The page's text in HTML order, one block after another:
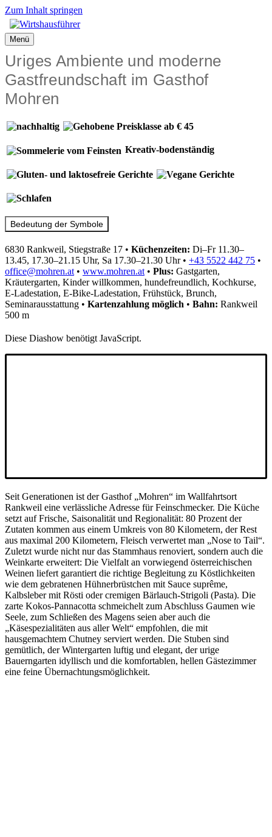
Zum Inhalt springen
Menü
Uriges Ambiente und moderne
Gastfreundschaft im Gasthof
Mohren
Kreativ-bodenständig
Bedeutung der Symbole
6830 Rankweil, Stiegstraße 17 • Küchenzeiten: Di–Fr 11.30–
13.45, 17.30–21.15 Uhr, Sa 17.30–21.30 Uhr• +43 5522 442 75 •
office@mohren.at • www.mohren.at • Plus: Gastgarten,
Kräutergarten, Kinder willkommen, hundefreundlich, Kochkurse,
E-Ladestation, E-Bike-Ladestation, Frühstück, Brunch,
Seminarausstattung • Kartenzahlung möglich • Bahn: Rankweil
500 m
Diese Diashow benötigt JavaScript.
Seit Generationen ist der Gasthof „Mohren“ im Wallfahrtsort
Rankweil eine verlässliche Adresse für Feinschmecker. Die Küche
setzt auf Frische, Saisonalität und Regionalität: 80 Prozent der
Zutaten kommen aus einem Umkreis von 80 Kilometern, der Rest
aus maximal 200 Kilometern, Fleisch verwertet man „Nose to Tail“.
Zuletzt wurde nicht nur das Stammhaus renoviert, sondern auch die
Weinkarte erweitert: Die Vielfalt an vorwiegend österreichischen
Weinen liefert garantiert die richtige Begleitung zu Köstlichkeiten
wie dem gebratenen Hühnerbrüstchen mit Sauce suprême,
Kalbsleber mit Rösti oder cremigen Bärlauch-Strigoli (Pasta). Die
zarte Kokos-Pannacotta schmeichelt zum Abschluss Gaumen wie
Seele, zum Schließen des Magens seien aber auch die
„Käsespezialitäten aus aller Welt“ empfohlen, die mit
hausgemachtem Chutney serviert werden. Die Stuben sind
gemütlich, der Wintergarten luftig und elegant, der urige
Bauerngarten idyllisch und die komfortablen, hellen Gästezimmer
eine feine Übernachtungsmöglichkeit.